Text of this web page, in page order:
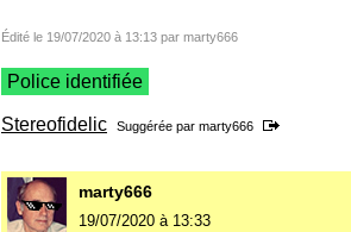
Édité le 19/07/2020 à 13:13 par marty666
Police identifiée
Stereofidelic Suggérée par marty666
marty666
19/07/2020 à 13:33